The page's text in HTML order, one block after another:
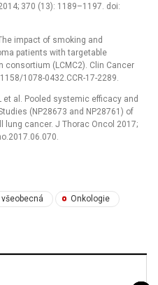
370 (13): 1189–1197. doi:
impact of smoking and
patients with targetable
(LCMC2). Clin Cancer
1078-0432.CCR-17-2289.
et al. Pooled systemic efficacy and
(NP28673 and NP28761) of
lung cancer. J Thorac Oncol 2017;
Onkologie